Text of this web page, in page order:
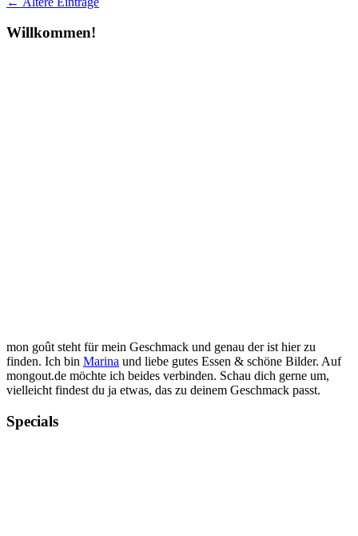
Willkommen!
mon goût steht für mein Geschmack und genau der ist hier zu
finden. Ich bin Marina und liebe gutes Essen & schöne Bilder. Auf
mongout.de möchte ich beides verbinden. Schau dich gerne um,
vielleicht findest du ja etwas, das zu deinem Geschmack passt.
Specials